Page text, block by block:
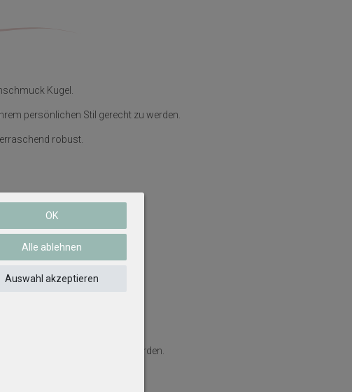
Kugel.
persönlichen Stil gerecht zu werden.
robust.
eingeschlossen werden.
OK
Alle ablehnen
Auswahl akzeptieren